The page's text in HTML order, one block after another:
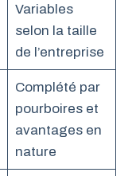
Variables
selon la taille
de l’entreprise
Complété par
pourboires et
avantages en
nature